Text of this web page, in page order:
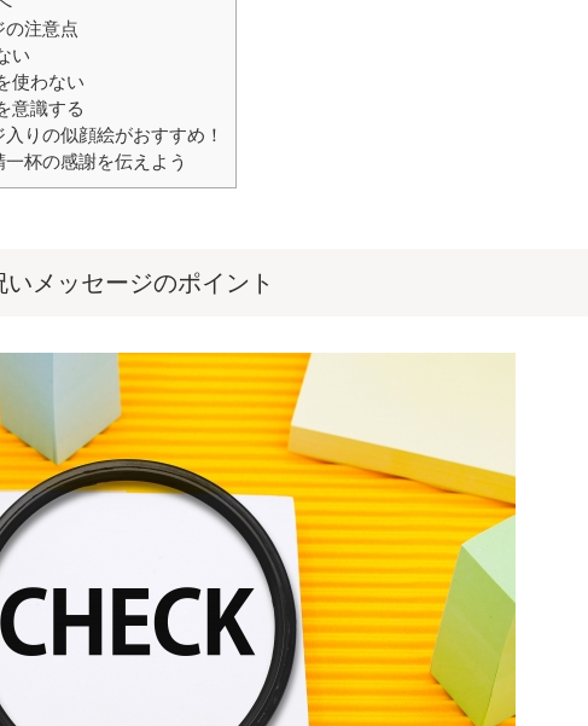
の注意点
い
使わない
意識する
りの似顔絵がおすすめ！
杯の感謝を伝えよう
メッセージのポイント